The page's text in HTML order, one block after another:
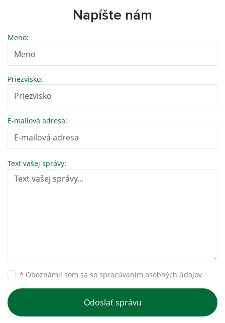
Napíšte nám
Meno:
Priezvisko:
E-mailová adresa:
Text vašej správy:
* Oboznámil som sa so spracúvaním osobných údajov
Odoslať správu